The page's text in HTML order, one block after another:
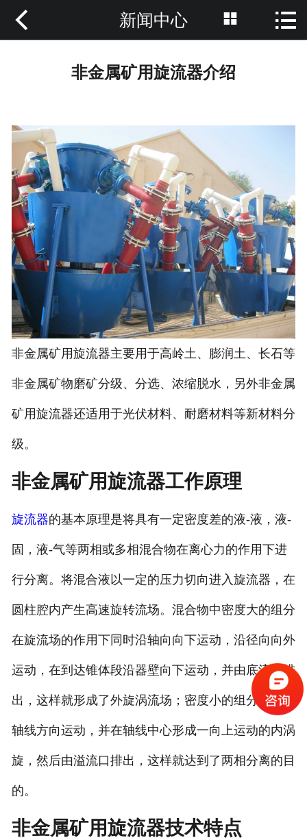
网站首页
新闻中心
联系我们
 新闻中心  
非金属矿用旋流器介绍
非金属矿用旋流器主要用于高岭土、膨润土、长石等
非金属矿物磨矿分级、分选、浓缩脱水，另外非金属
矿用旋流器还适用于光伏材料、耐磨材料等新材料分
级。
非金属矿用旋流器工作原理
旋流器的基本原理是将具有一定密度差的液-液，液-
固，液-气等两相或多相混合物在离心力的作用下进
行分离。将混合液以一定的压力切向进入旋流器，在
圆柱腔内产生高速旋转流场。混合物中密度大的组分
在旋流场的作用下同时沿轴向向下运动，沿径向向外
运动，在到达锥体段沿器壁向下运动，并由底流口排
出，这样就形成了外旋涡流场；密度小的组分向中心
轴线方向运动，并在轴线中心形成一向上运动的内涡
旋，然后由溢流口排出，这样就达到了两相分离的目
的。
非金属矿用旋流器技术特点